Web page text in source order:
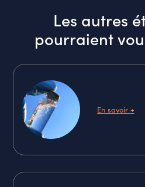
Les autres
pourraient
En savoir +